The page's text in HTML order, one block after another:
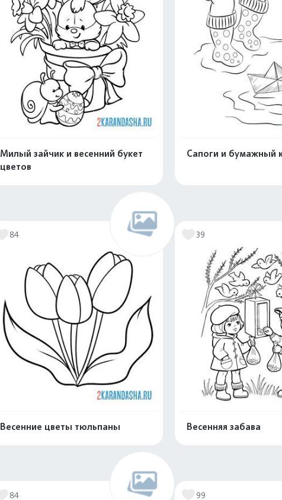
Милый зайчик и весенний букет
цветов
Сапоги и бумажный
84
Весенние цветы тюльпаны
39
Весенняя забава
84 99